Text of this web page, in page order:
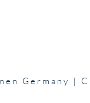
Germany |